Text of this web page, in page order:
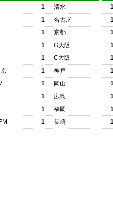
1
清水
1
名古屋
1
京都
1
G大阪
1
C大阪
京 1
神戸
1
岡山
1
広島
1
福岡
1 長崎
1
1
1
1
1
1
1
1
1
1